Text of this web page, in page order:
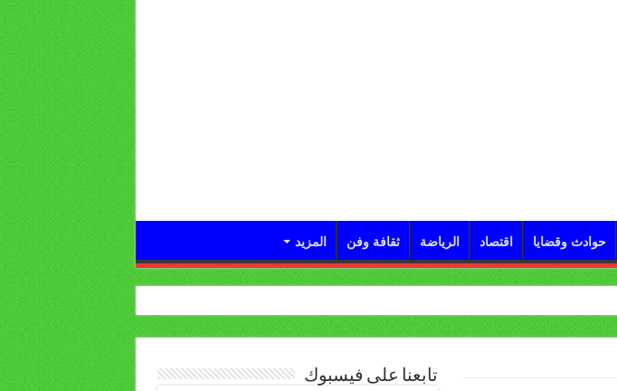
حوادث وقضايا اقتصاد الرياضة ثقافة وفن المزيد
تابعنا على فيسبوك